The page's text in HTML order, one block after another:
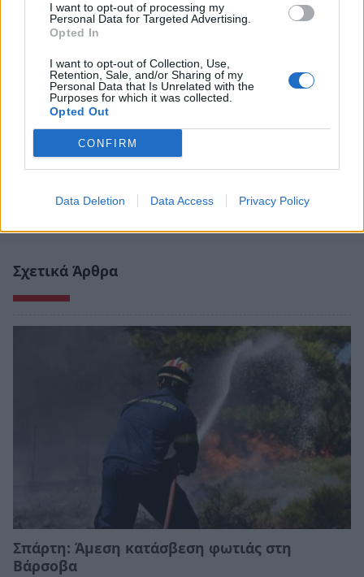
I want to opt-out of processing my
Personal Data for Targeted Advertising.
Opted In
I want to opt-out of Collection, Use,
Retention, Sale, and/or Sharing of my
Personal Data that Is Unrelated with the
Purposes for which it was collected.
Opted Out
CONFIRM
Data Deletion Data Access Privacy Policy
Σχετικά Άρθρα
Σπάρτη: Άμεση κατάσβεση φωτιάς στη
Βάρσοβα